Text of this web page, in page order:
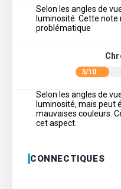
Selon les angles de
luminosité. Cette
problématique
3/10
Selon les angles de
luminosité, mais peut
mauvaises couleurs.
cet aspect.
CONNECTIQUES